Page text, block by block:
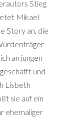
Stieg
Mikael
Story an, die
an jungen
und
Lisbeth
sie auf ein
ehemaliger